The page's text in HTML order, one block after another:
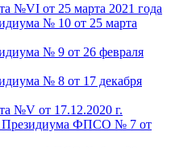
№VI от 25 марта 2021 года
№ 10 от 25 марта
№ 9 от 26 февраля
№ 8 от 17 декабря
№V от 17.12.2020 г.
Президиума ФПСО № 7 от